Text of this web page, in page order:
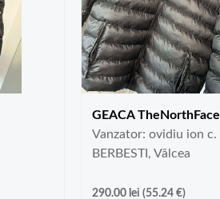
GEACA TheNorthFace
Vanzator: ovidiu ion c.
BERBESTI, Vâlcea
290.00 lei (55.24 €)